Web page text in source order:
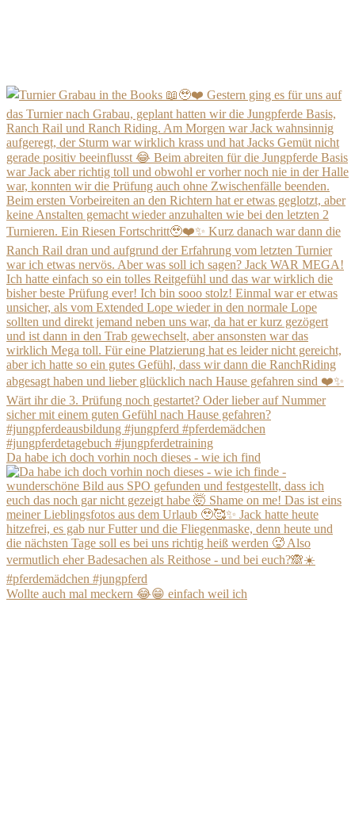
Da habe ich doch vorhin noch dieses - wie ich find
Wollte auch mal meckern 😂😁 einfach weil ich